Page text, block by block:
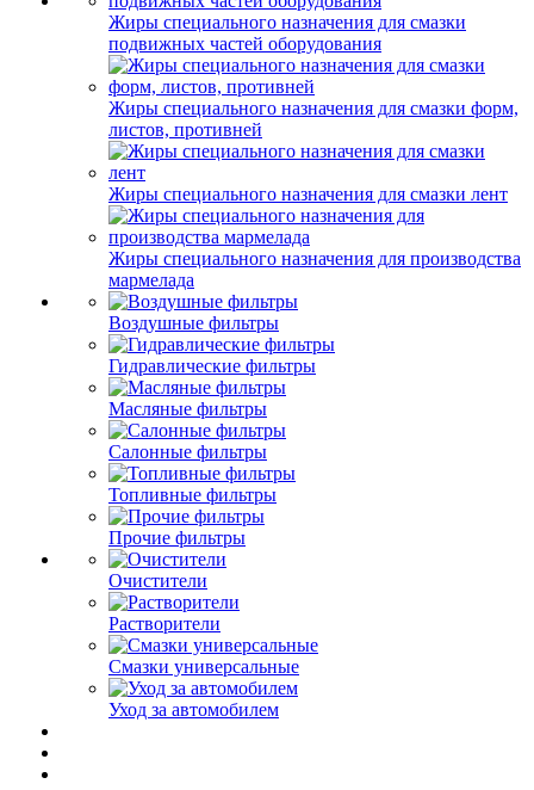
Жиры специального назначения для смазки
подвижных частей оборудования
Жиры специального назначения для смазки форм,
листов, противней
Жиры специального назначения для смазки лент
Жиры специального назначения для производства
мармелада
Воздушные фильтры
Гидравлические фильтры
Масляные фильтры
Салонные фильтры
Топливные фильтры
Прочие фильтры
Очистители
Растворители
Смазки универсальные
Уход за автомобилем